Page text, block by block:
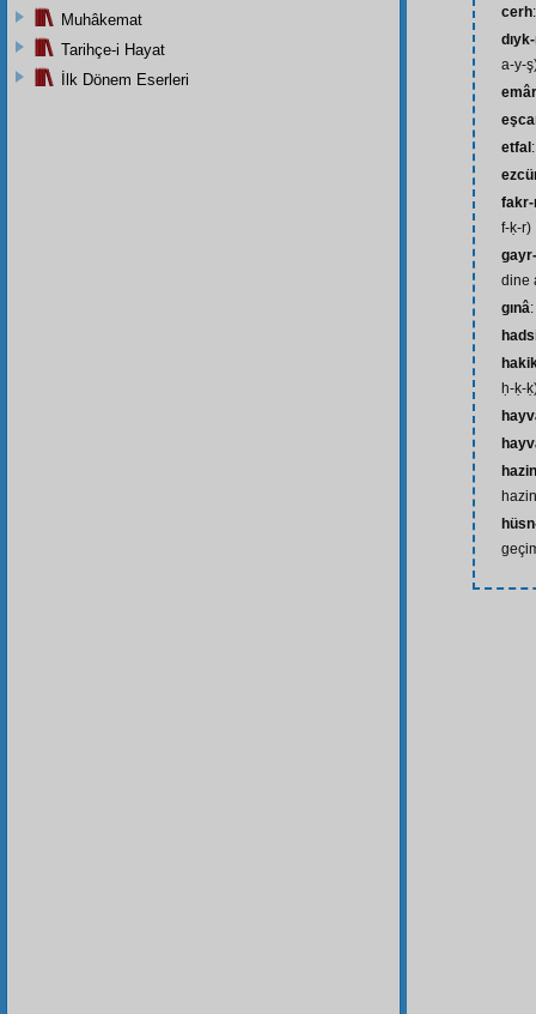
cerh
a-y-
etfal
fakr-
f-ḳ-r)
dine
gınâ
ḥ-ḳ-
Muhâkemat
Tarihçe-i Hayat
İlk Dönem Eserleri